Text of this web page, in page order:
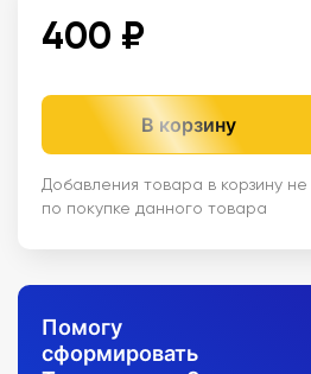
400 ₽
В корзину
Добавления товара в корзину
по покупке данного товара
Помогу
сформировать